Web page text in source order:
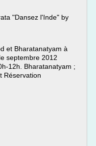
"Dansez l'Inde" by
et Bharatanatyam à
septembre 2012
12h. Bharatanatyam ;
Réservation